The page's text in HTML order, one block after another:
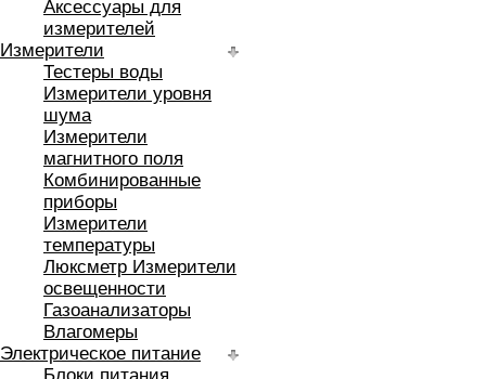
Аксессуары для
измерителей
Измерители
Тестеры воды
Измерители уровня
шума
Измерители
магнитного поля
Комбинированные
приборы
Измерители
температуры
Люксметр Измерители
освещенности
Газоанализаторы
Влагомеры
Электрическое питание